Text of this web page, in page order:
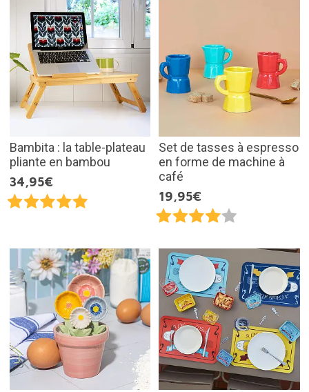
Bambita : la table-plateau
pliante en bambou
34,95€
Set de tasses à espresso
en forme de machine à
café
19,95€